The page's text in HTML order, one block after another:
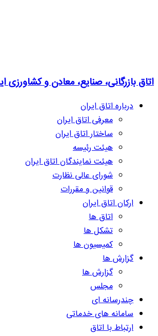
اتاق بازرگانی، صنایع، معادن و کشاورزی
درباره اتاق ایران
معرفی اتاق ایران
ساختار اتاق ایران
هیئت رئیسه
هیئت نمایندگان اتاق ایران
شورای عالی نظارت
قوانین و مقررات
ارکان اتاق ایران
اتاق ها
تشکل ها
کمیسیون ها
گزارش ها
گزارش ها
مجلس
چندرسانه ای
سامانه های خدماتی
ارتباط با اتاق